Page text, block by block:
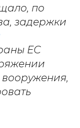
по
задержки
ЕС
вооружения,